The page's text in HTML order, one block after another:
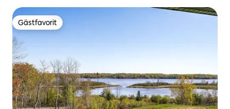
Gästfavorit
Gästfavorit